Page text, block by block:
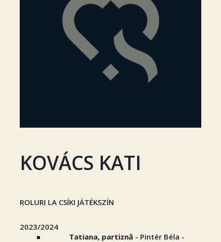
KOVÁCS KATI
ROLURI LA CSÍKI JÁTÉKSZÍN
2023/2024
Tatiana, partiznă - Pintér Béla -